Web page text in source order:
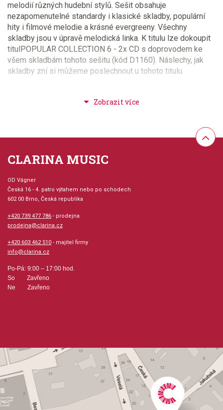
melodií různých hudební stylů. Sešit obsahuje
nezapomenutelné standardy i klasické skladby, populární
hity i filmové melodie a krásné evergreeny. Všechny
skladby jsou v úpravě melodická linka. K titulu lze dokoupit
titulPOPULAR COLLECTION 6 - 2x CD s doprovodem ke
všem skladbám tohoto sešitu (kód D1160). Náslechy, jak
skladby zní si můžeme poslechnout u tohoto titulu.
Provedení: sešit - měkká vazba
film + televize, latinsko-americká hudba +
flamenco, klasická + duchovní hudba, jazz + blues +
Velikost (rozměr): 23 x 30 cm
Počet skladeb: 16
Počet stran: 29
Odběr minimálně 1 kus
Výrobce: Edition DUX
CLARINA MUSIC
OD Vágner
Česká 16 - 4. patro výtahem nebo po schodech
602 00 Brno, Česká republika
+420 739 477 786 - prodejna
prodejna@clarina.cz
+420 603 462 510 - majitel firmy
info@clarina.cz
Po-Pá: 9:00 – 17:00 hod.
So Zavřeno
Ne Zavřeno